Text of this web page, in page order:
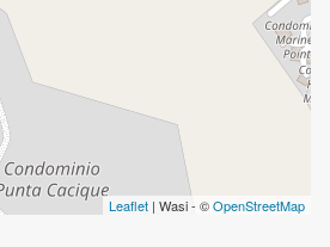
Leaflet | Wasi - ©OpenStreetMap